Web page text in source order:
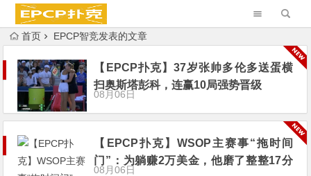
首页 EPCP智竞发表的文章
【EPCP扑克】37岁张帅多伦多送蛋横
扫奥斯塔彭科，连赢10局强势晋级
08月06日
【EPCP扑克】WSOP主赛事“拖时间
门”：为躺赚2万美金，他磨了整整17分
08月06日